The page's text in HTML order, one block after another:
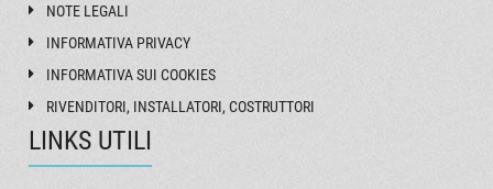
NOTE LEGALI
INFORMATIVA PRIVACY
INFORMATIVA SUI COOKIES
RIVENDITORI, INSTALLATORI, COSTRUTTORI
LINKS UTILI